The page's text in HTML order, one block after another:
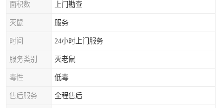
面积数 上门勘查
灭鼠 服务
时间 24小时上门服务
服务类别 灭老鼠
毒性 低毒
售后服务 全程售后